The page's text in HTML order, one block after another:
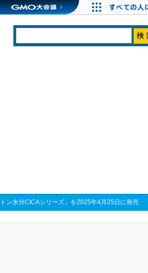
ン水分CICAシリーズ」を2025年4月25日に発売